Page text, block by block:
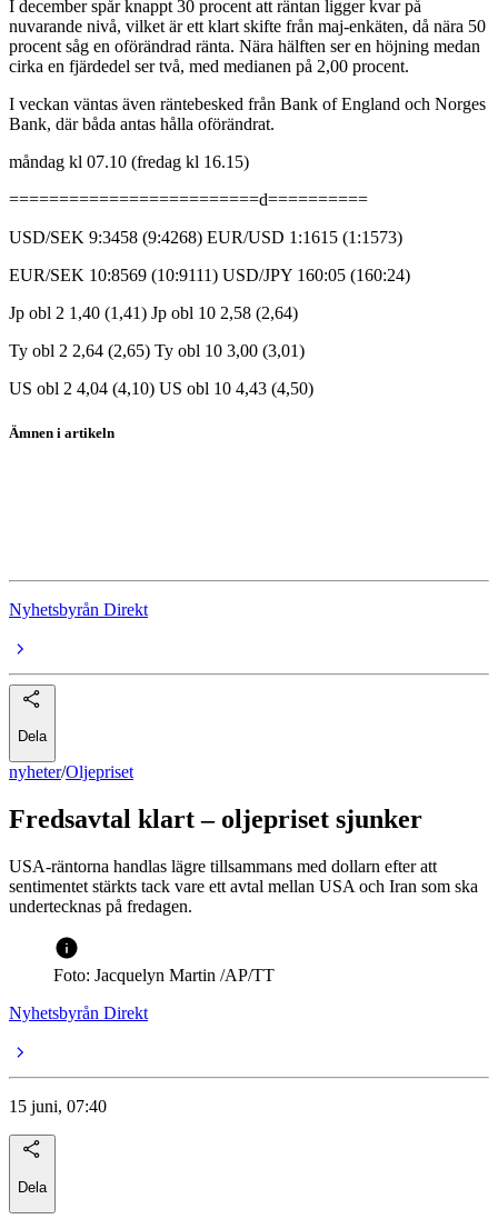
I december spår knappt 30 procent att räntan ligger kvar på
nuvarande nivå, vilket är ett klart skifte från maj-enkäten, då nära 50
procent såg en oförändrad ränta. Nära hälften ser en höjning medan
cirka en fjärdedel ser två, med medianen på 2,00 procent.
I veckan väntas även räntebesked från Bank of England och Norges
Bank, där båda antas hålla oförändrat.
måndag kl 07.10 (fredag kl 16.15)
=========================d==========
USD/SEK 9:3458 (9:4268) EUR/USD 1:1615 (1:1573)
EUR/SEK 10:8569 (10:9111) USD/JPY 160:05 (160:24)
Jp obl 2 1,40 (1,41) Jp obl 10 2,58 (2,64)
Ty obl 2 2,64 (2,65) Ty obl 10 3,00 (3,01)
US obl 2 4,04 (4,10) US obl 10 4,43 (4,50)
Ämnen i artikeln
Nyhetsbyrån Direkt
Dela
nyheter/Oljepriset
Fredsavtal klart – oljepriset sjunker
USA-räntorna handlas lägre tillsammans med dollarn efter att
sentimentet stärkts tack vare ett avtal mellan USA och Iran som ska
undertecknas på fredagen.
Foto: Jacquelyn Martin /AP/TT
Nyhetsbyrån Direkt
15 juni, 07:40
Dela